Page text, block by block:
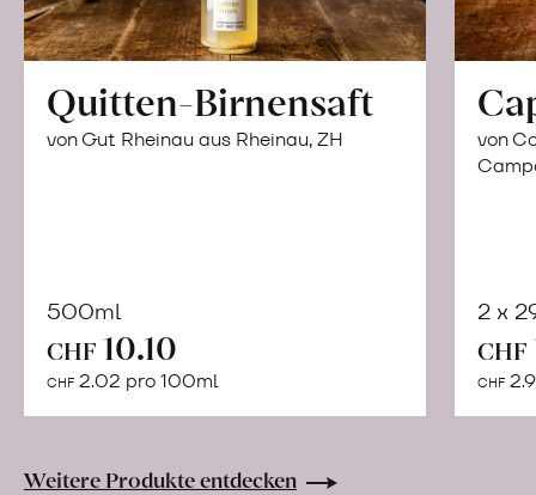
Quitten-Birnensaft
von Gut Rheinau aus Rheinau, ZH
500ml
CHF 10.10
CHF 2.02 pro 100ml
Warenkorb
von
2 x
CHF
CHF
Weitere Produkte entdecken